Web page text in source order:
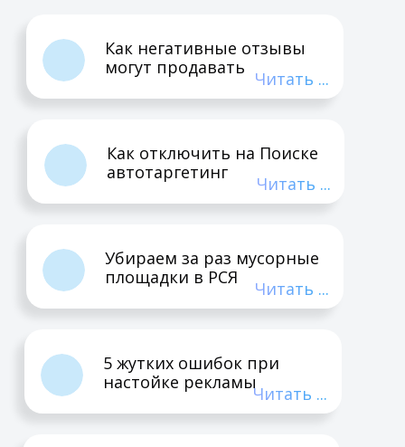
Читать ...
Как негативные отзывы
могут продавать
Читать ...
Как отключить на Поиске
автотаргетинг
Читать ...
Убираем за раз мусорные
площадки в РСЯ
Читать ...
5 жутких ошибок при
настойке рекламы